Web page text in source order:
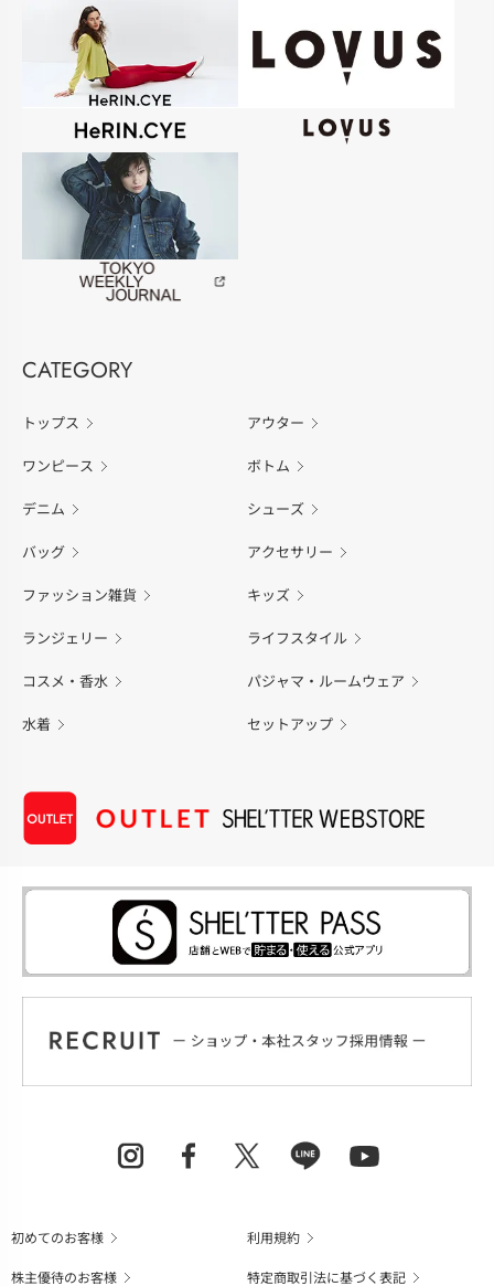
CATEGORY
トップス アウター
ワンピース ボトム
デニム シューズ
バッグ アクセサリー
ファッション雑貨 キッズ
ランジェリー ライフスタイル
コスメ・香水 パジャマ・ルームウェア
水着 セットアップ
初めてのお客様
利用規約
株主優待のお客様
特定商取引法に基づく表記